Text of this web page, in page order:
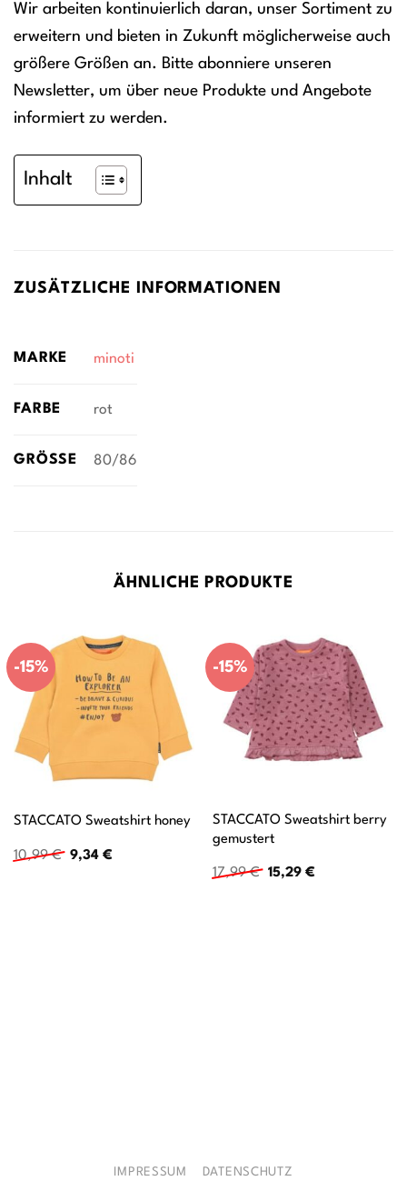
Wir arbeiten kontinuierlich daran, unser Sortiment zu
erweitern und bieten in Zukunft möglicherweise auch
größere Größen an. Bitte abonniere unseren
Newsletter, um über neue Produkte und Angebote
informiert zu werden.
Inhalt
ZUSÄTZLICHE INFORMATIONEN
MARKE minoti
FARBE rot
GRÖSSE 80/86
ÄHNLICHE PRODUKTE
-15%
STACCATO Sweatshirt honey
10,99€ Ursprünglicher
9,34 €Aktueller
-15%
STACCATO Sweatshirt berry
gemustert
17,99€ Ursprünglicher
15,29 €Aktueller
IMPRESSUM DATENSCHUTZ